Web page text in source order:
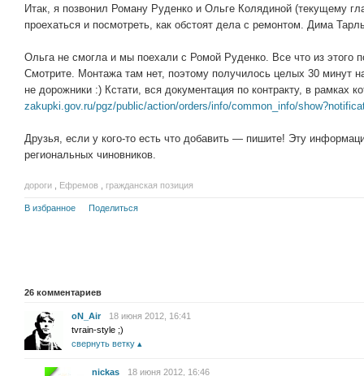
Итак, я позвонил Роману Руденко и Ольге Колядиной (текущему
проехаться и посмотреть, как обстоят дела с ремонтом. Дима
Ольга не смогла и мы поехали с Ромой Руденко. Все что из этого
Смотрите. Монтажа там нет, поэтому получилось целых 30 минут
не дорожники :) Кстати, вся документация по контракту, в рамках
zakupki.gov.ru/pgz/public/action/orders/info/common_info/
Друзья, если у кого-то есть что добавить — пишите! Эту
региональных чиновников.
дороги Ефремов гражданская позиция
В избранное Поделиться
26 комментариев
oN_Air
18 июня 2012, 16:41
tvrain-style ;)
свернуть ветку
nickas
18 июня 2012, 16:46